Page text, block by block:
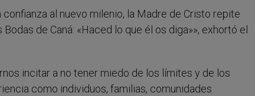
al nuevo milenio, la Madre de Cristo repite
de Caná: «Haced lo que él os diga»», exhortó el
incitar a no tener miedo de los límites y de los
como individuos, familias, comunidades